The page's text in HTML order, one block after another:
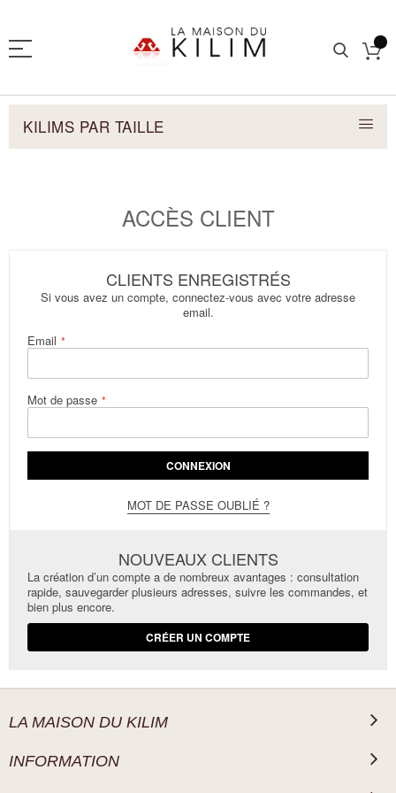
KILIMS PAR TAILLE
ACCÈS CLIENT
CLIENTS ENREGISTRÉS
Si vous avez un compte, connectez-vous avec votre adresse
email.
Email
Mot de passe
CONNEXION
MOT DE PASSE OUBLIÉ ?
NOUVEAUX CLIENTS
La création d’un compte a de nombreux avantages : consultation
rapide, sauvegarder plusieurs adresses, suivre les commandes, et
bien plus encore.
CRÉER UN COMPTE
LA MAISON DU KILIM
INFORMATION